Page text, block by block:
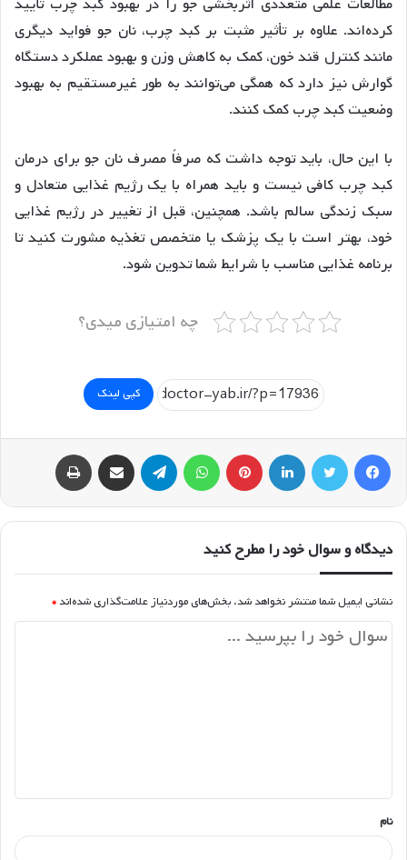
کرده‌اند. علاوه بر تأثیر مثبت بر کبد چرب، نان جو فواید دیگری
مانند کنترل قند خون، کمک به کاهش وزن و بهبود عملکرد دستگاه
گوارش نیز دارد که همگی می‌توانند به طور غیرمستقیم به بهبود
وضعیت کبد چرب کمک کنند.
با این حال، باید توجه داشت که صرفاً مصرف نان جو برای درمان
کبد چرب کافی نیست و باید همراه با یک رژیم غذایی متعادل و
سبک زندگی سالم باشد. همچنین، قبل از تغییر در رژیم غذایی
خود، بهتر است با یک پزشک یا متخصص تغذیه مشورت کنید تا
برنامه غذایی مناسب با شرایط شما تدوین شود.
چه امتیازی میدی؟
کپی لینک
فیسبوک توییتر لینکداین پینتریست تلگرام اشتراک گذاری با ایمیل
دیدگاه و سوال خود را مطرح کنید
نشانی ایمیل شما منتشر نخواهد شد. بخش‌های موردنیاز علامت‌گذاری شده‌اند *
*
نام